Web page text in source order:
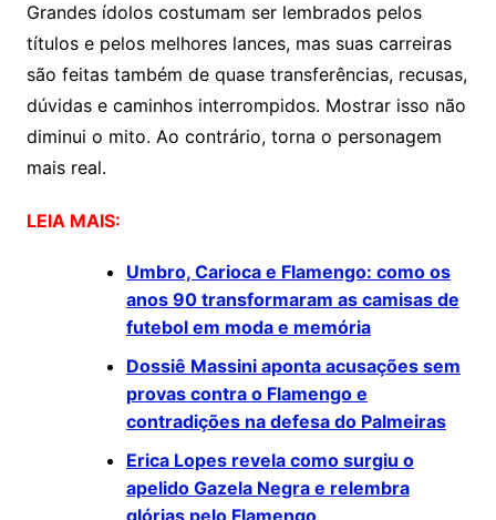
Grandes ídolos costumam ser lembrados pelos
títulos e pelos melhores lances, mas suas carreiras
são feitas também de quase transferências, recusas,
dúvidas e caminhos interrompidos. Mostrar isso não
diminui o mito. Ao contrário, torna o personagem
mais real.
LEIA MAIS:
Umbro, Carioca e Flamengo: como os
anos 90 transformaram as camisas de
futebol em moda e memória
Dossiê Massini aponta acusações sem
provas contra o Flamengo e
contradições na defesa do Palmeiras
Erica Lopes revela como surgiu o
apelido Gazela Negra e relembra